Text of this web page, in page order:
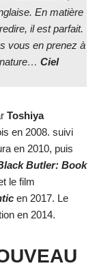
En matière
il est parfait.
vous en prenez à
Ciel
Toshiya
en 2008. suivi
en 2010, puis
Butler: Book
le film
en 2017. Le
en 2014.